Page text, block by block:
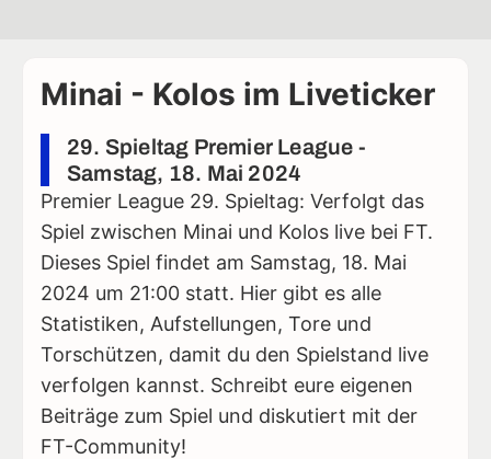
Minai - Kolos im Liveticker
29. Spieltag Premier League -
Samstag, 18. Mai 2024
Premier League 29. Spieltag: Verfolgt das
Spiel zwischen Minai und Kolos live bei FT.
Dieses Spiel findet am Samstag, 18. Mai
2024 um 21:00 statt. Hier gibt es alle
Statistiken, Aufstellungen, Tore und
Torschützen, damit du den Spielstand live
verfolgen kannst. Schreibt eure eigenen
Beiträge zum Spiel und diskutiert mit der
FT-Community!